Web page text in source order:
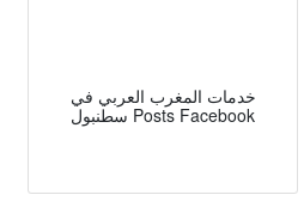
خدمات المغرب العربي في
سطنبول Posts Facebook